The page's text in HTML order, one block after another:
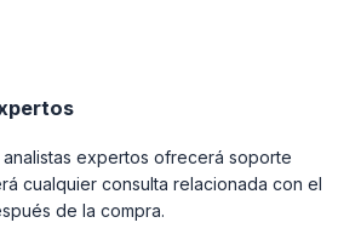
expertos ofrecerá soporte
cualquier consulta relacionada con el
de la compra.